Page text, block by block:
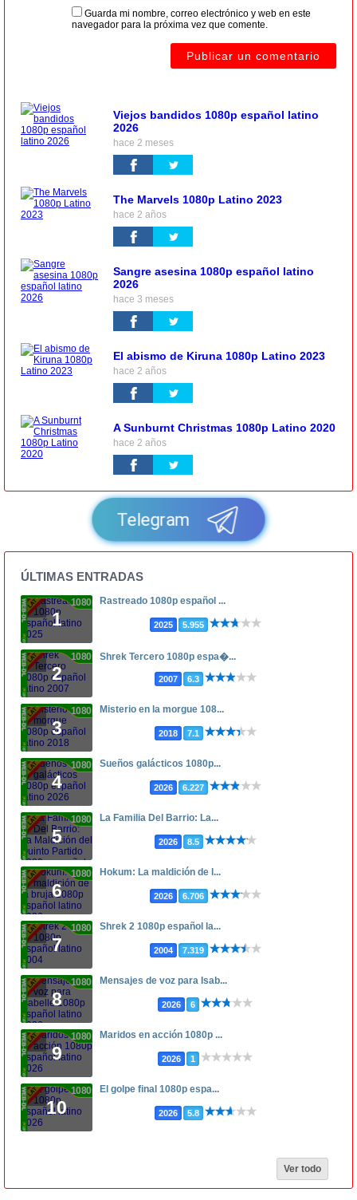
Guarda mi nombre, correo electrónico y web en este
navegador para la próxima vez que comente.
Viejos bandidos 1080p español latino
2026
hace 2 meses
The Marvels 1080p Latino 2023
hace 2 años
Sangre asesina 1080p español latino
2026
hace 3 meses
El abismo de Kiruna 1080p Latino 2023
hace 2 años
A Sunburnt Christmas 1080p Latino 2020
hace 2 años
Telegram
ÚLTIMAS ENTRADAS
1
1080p Rastreado 1080p español ...
2025 5.955
2
1080p Shrek Tercero 1080p espa�...
2007 6.3
3
1080p Misterio en la morgue 108...
2018 7.1
4
1080p Sueños galácticos 1080p...
2026 6.227
5
1080p La Familia Del Barrio: La...
2026 8.5
6
1080p Hokum: La maldición de l...
2026 6.706
7
1080p Shrek 2 1080p español la...
2004 7.319
8
1080p Mensajes de voz para Isab...
2026 6
9
1080p Maridos en acción 1080p ...
2026 1
10
1080p El golpe final 1080p espa...
2026 5.8
Ver todo